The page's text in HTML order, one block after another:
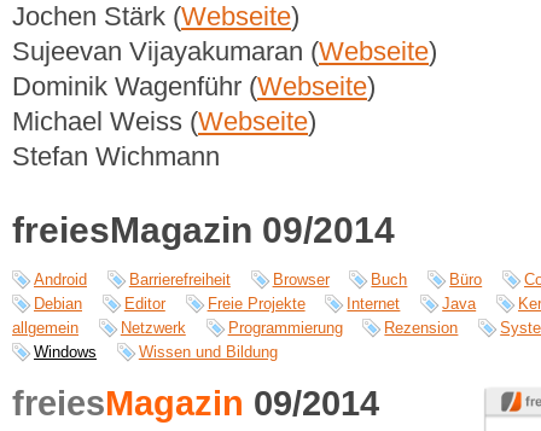
Jochen Stärk (Webseite)
Sujeevan Vijayakumaran (Webseite)
Dominik Wagenführ (Webseite)
Michael Weiss (Webseite)
Stefan Wichmann
freiesMagazin 09/2014
Android Barrierefreiheit Browser Buch Büro
Debian
Editor Freie Projekte Internet Java
allgemein
Netzwerk Programmierung Rezension
Windows
Wissen und Bildung
freiesMagazin 09/2014